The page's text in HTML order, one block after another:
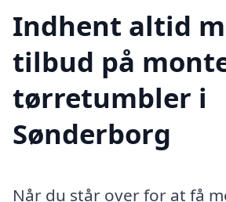
Indhent altid
tilbud på
tørretumbler i
Sønderborg
Når du står over for at få